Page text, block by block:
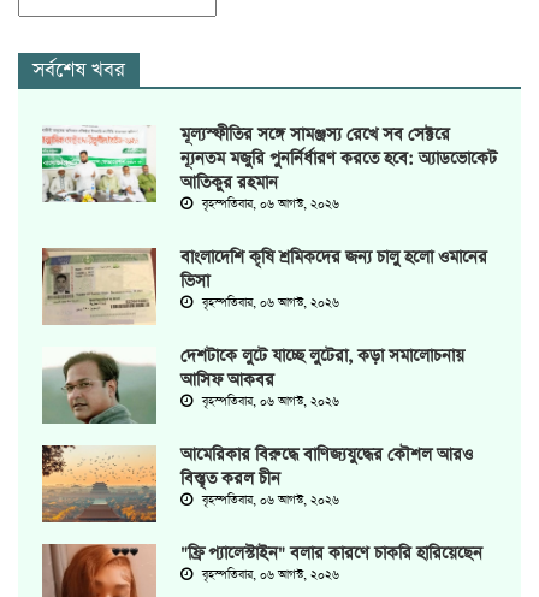
সর্বশেষ খবর
মূল্যস্ফীতির সঙ্গে সামঞ্জস্য রেখে সব সেক্টরে
ন্যূনতম মজুরি পুনর্নির্ধারণ করতে হবে: অ্যাডভোকেট
আতিকুর রহমান
বৃহস্পতিবার, ০৬ আগস্ট, ২০২৬
বাংলাদেশি কৃষি শ্রমিকদের জন্য চালু হলো ওমানের
ভিসা
বৃহস্পতিবার, ০৬ আগস্ট, ২০২৬
দেশটাকে লুটে যাচ্ছে লুটেরা, কড়া সমালোচনায়
আসিফ আকবর
বৃহস্পতিবার, ০৬ আগস্ট, ২০২৬
আমেরিকার বিরুদ্ধে বাণিজ্যযুদ্ধের কৌশল আরও
বিস্তৃত করল চীন
বৃহস্পতিবার, ০৬ আগস্ট, ২০২৬
"ফ্রি প্যালেস্টাইন" বলার কারণে চাকরি হারিয়েছেন
বৃহস্পতিবার, ০৬ আগস্ট, ২০২৬